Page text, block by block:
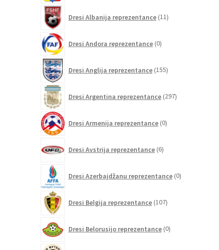
Dresi Albanija reprezentance 11izdelkov
Dresi Andora reprezentance 0izdelkov
Dresi Anglija reprezentance 155izdelkov
Dresi Argentina reprezentance 297izdelkov
Dresi Armenija reprezentance 0izdelkov
Dresi Avstrija reprezentance 6izdelkov
Dresi Azerbajdžanu reprezentance 0izdelkov
Dresi Belgija reprezentance 107izdelkov
Dresi Belorusijo reprezentance 0izdelkov